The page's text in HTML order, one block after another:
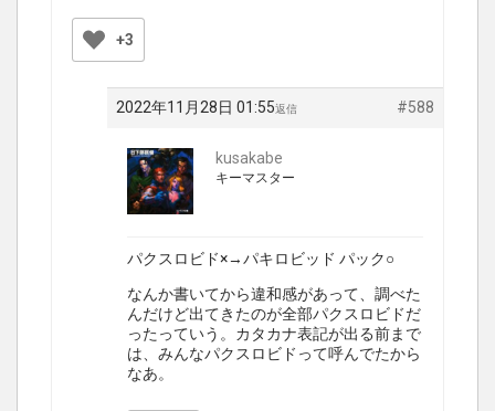
+3
2022年11月28日 01:55 #588
返信
kusakabe
キーマスター
パクスロビド×→パキロビッド パック○
なんか書いてから違和感があって、調べた
んだけど出てきたのが全部パクスロビドだ
ったっていう。カタカナ表記が出る前まで
は、みんなパクスロビドって呼んでたから
なあ。